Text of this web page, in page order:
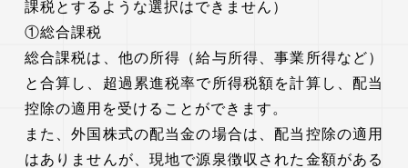
課税とするような選択はできません）
①総合課税
総合課税は、他の所得（給与所得、事業所得など）
と合算し、超過累進税率で所得税額を計算し、配当
控除の適用を受けることができます。
また、外国株式の配当金の場合は、配当控除の適用
はありませんが、現地で源泉徴収された金額がある